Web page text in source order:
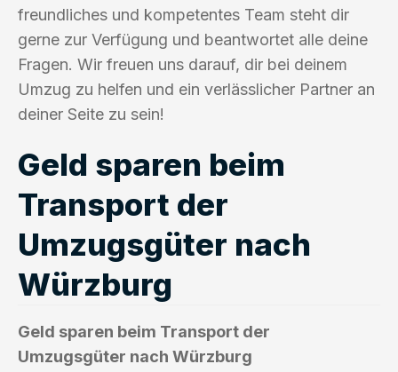
freundliches und kompetentes Team steht dir
gerne zur Verfügung und beantwortet alle deine
Fragen. Wir freuen uns darauf, dir bei deinem
Umzug zu helfen und ein verlässlicher Partner an
deiner Seite zu sein!
Geld sparen beim
Transport der
Umzugsgüter nach
Würzburg
Geld sparen beim Transport der
Umzugsgüter nach Würzburg